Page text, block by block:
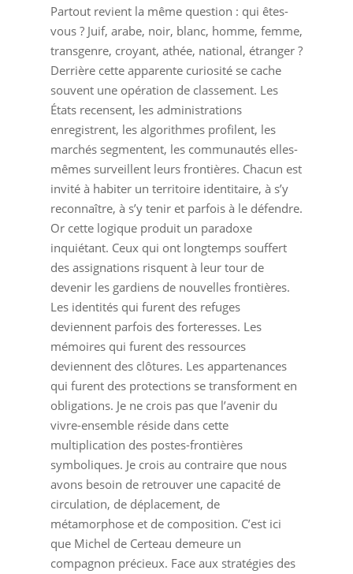
Partout revient la même question : qui êtes-
vous ? Juif, arabe, noir, blanc, homme, femme,
transgenre, croyant, athée, national, étranger ?
Derrière cette apparente curiosité se cache
souvent une opération de classement. Les
États recensent, les administrations
enregistrent, les algorithmes profilent, les
marchés segmentent, les communautés elles-
mêmes surveillent leurs frontières. Chacun est
invité à habiter un territoire identitaire, à s’y
reconnaître, à s’y tenir et parfois à le défendre.
Or cette logique produit un paradoxe
inquiétant. Ceux qui ont longtemps souffert
des assignations risquent à leur tour de
devenir les gardiens de nouvelles frontières.
Les identités qui furent des refuges
deviennent parfois des forteresses. Les
mémoires qui furent des ressources
deviennent des clôtures. Les appartenances
qui furent des protections se transforment en
obligations. Je ne crois pas que l’avenir du
vivre-ensemble réside dans cette
multiplication des postes-frontières
symboliques. Je crois au contraire que nous
avons besoin de retrouver une capacité de
circulation, de déplacement, de
métamorphose et de composition. C’est ici
que Michel de Certeau demeure un
compagnon précieux. Face aux stratégies des